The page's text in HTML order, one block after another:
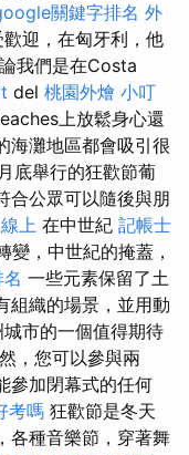
關鍵字排名 外
迎，在匈牙利，他
我們是在Costa
del 桃園外燴 小叮
上放鬆身心還
海灘地區都會吸引很
底舉行的狂歡節葡
合公眾可以隨後與朋
上 在中世紀 記帳士
，中世紀的掩蓋，
一些元素保留了土
組織的場景，並用動
市的一個值得期待
，您可以參與兩
參加閉幕式的任何
考嗎 狂歡節是冬天
各種音樂節，穿著舞